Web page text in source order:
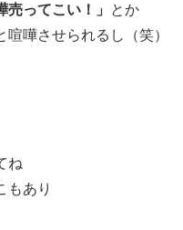
ってこい！」
とか
嘩させられるし（笑）
ね
もあり